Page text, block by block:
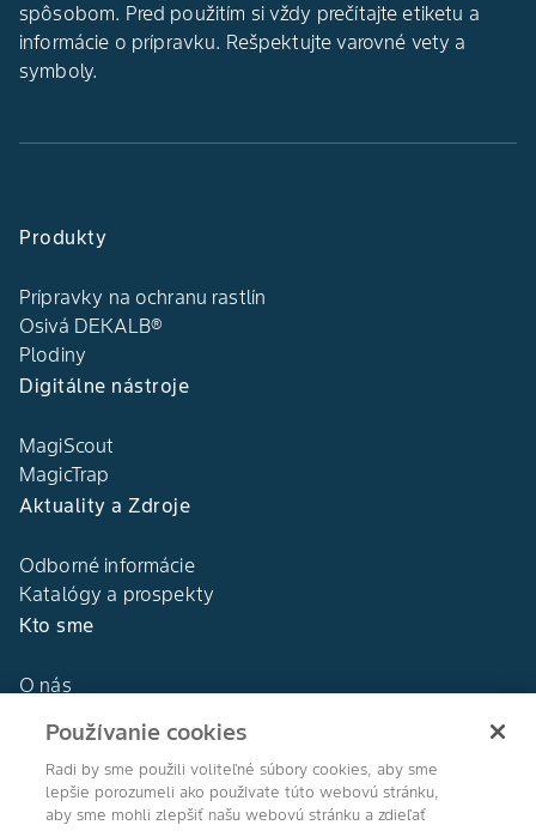
spôsobom. Pred použitím si vždy prečítajte etiketu a
informácie o prípravku. Rešpektujte varovné vety a
symboly.
Produkty
Prípravky na ochranu rastlín
Osivá DEKALB®
Plodiny
Digitálne nástroje
MagiScout
MagicTrap
Aktuality a Zdroje
Odborné informácie
Katalógy a prospekty
Kto sme
O nás
DEKALB®
Naše hodnoty
Používanie cookies
Radi by sme použili voliteľné súbory cookies, aby sme
lepšie porozumeli ako používate túto webovú stránku,
aby sme mohli zlepšiť našu webovú stránku a zdieľať